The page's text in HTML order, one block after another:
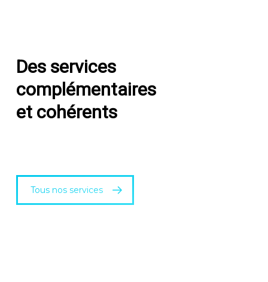
Des services
complémentaires
et cohérents
Tous nos services